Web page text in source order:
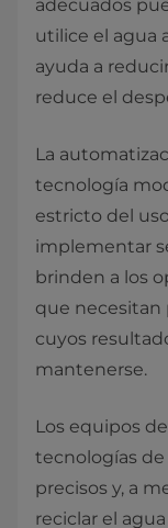
adecuados
utilice el agua
ayuda a
reduce el
La
tecnología
estricto del
implementar
brinden a los
que necesitan
cuyos
mantenerse.
Los equipos
tecnologías
precisos y, a
reciclar el